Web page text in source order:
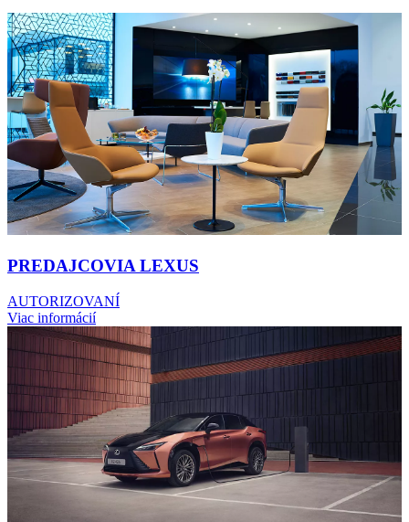
PREDAJCOVIA LEXUS
AUTORIZOVANÍ
Viac informácií